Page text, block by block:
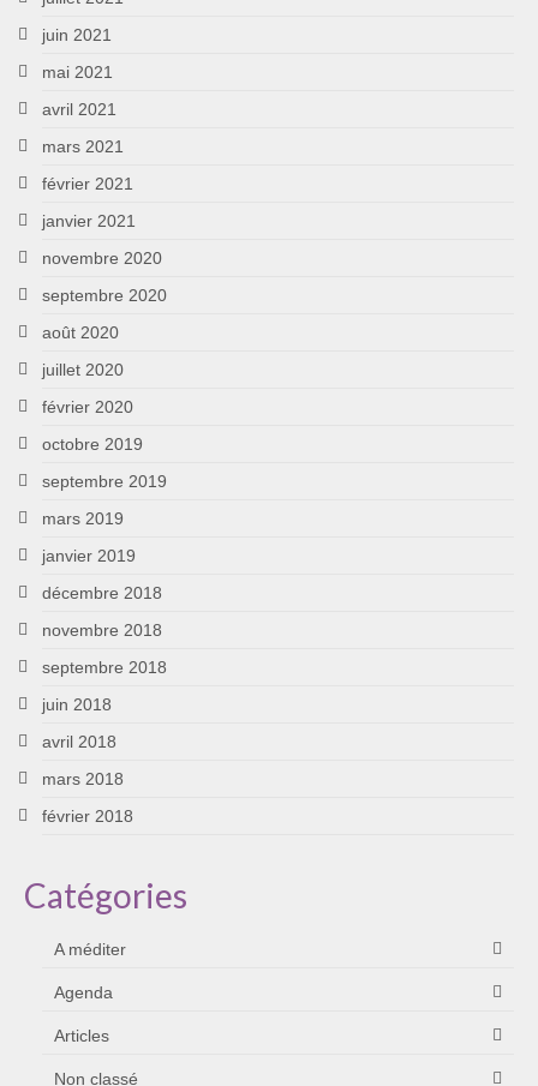
juin 2021
mai 2021
avril 2021
mars 2021
février 2021
janvier 2021
novembre 2020
septembre 2020
août 2020
juillet 2020
février 2020
octobre 2019
septembre 2019
mars 2019
janvier 2019
décembre 2018
novembre 2018
septembre 2018
juin 2018
avril 2018
mars 2018
février 2018
Catégories
A méditer
Agenda
Articles
Non classé